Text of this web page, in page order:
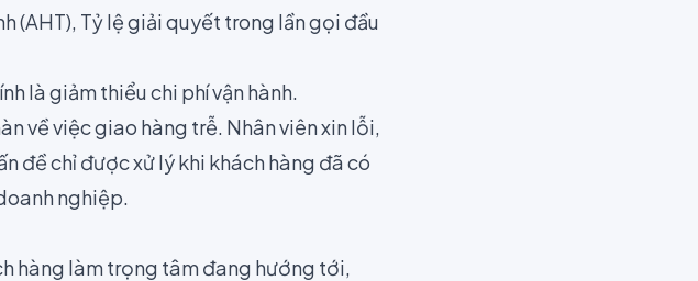
(AHT), Tỷ lệ giải quyết trong lần gọi đầu
là giảm thiểu chi phí vận hành.
về việc giao hàng trễ. Nhân viên xin lỗi,
đề chỉ được xử lý khi khách hàng đã có
nghiệp.
hàng làm trọng tâm đang hướng tới,